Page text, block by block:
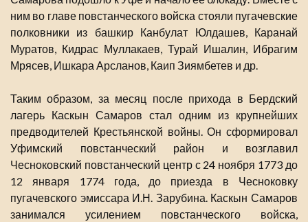
ним во главе повстанческого войска стояли пугачевские
полковники из башкир Канбулат Юлдашев, Каранай
Муратов, Кидрас Муллакаев, Турай Ишалин, Ибрагим
Мрясев, Ишкара Арсланов, Каип Зиямбетев и др.
Таким образом, за месяц после прихода в Бердский
лагерь Каскын Самаров стал одним из крупнейших
предводителей Крестьянской войны. Он сформировал
Уфимский повстанческий район и возглавил
Чесноковский повстанческий центр с 24 ноября 1773 до
12 января 1774 года, до приезда в Чесноковку
пугачевского эмиссара И.Н. Зарубина. Каскын Самаров
занимался усилением повстанческого войска,